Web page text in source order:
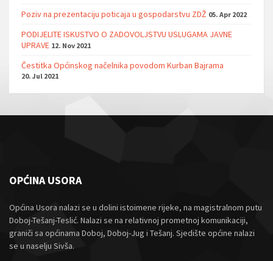
Poziv na prezentaciju poticaja u gospodarstvu ZDŽ 05. Apr 2022
PODIJELITE ISKUSTVO O ZADOVOLJSTVU USLUGAMA JAVNE
UPRAVE 12. Nov 2021
Čestitka Općinskog načelnika povodom Kurban Bajrama
20. Jul 2021
OPĆINA USORA
Općina Usora nalazi se u dolini istoimene rijeke, na magistralnom putu
Doboj-Tešanj-Teslić. Nalazi se na relativnoj prometnoj komunikaciji,
graniči sa općinama Doboj, Doboj-Jug i Tešanj. Sjedište općine nalazi
se u naselju Sivša.